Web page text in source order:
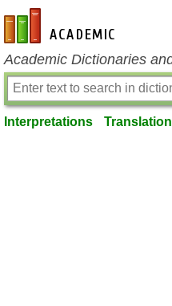
en-academic.com
Academic Dictionaries
Interpretations